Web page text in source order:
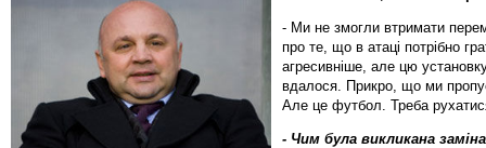
- Ми не змогли втримати
про те, що в атаці потрібно
агресивніше, але цю
вдалося. Прикро, що ми
Але це футбол. Треба
- Чим була викликана